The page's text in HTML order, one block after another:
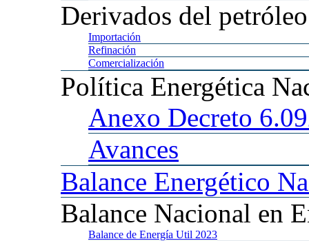
Derivados del petróleo
Importación
Refinación
Comercialización
Política Energética
Anexo Decreto
Avances
Balance Energético
Balance Nacional en
Balance de Energía Util 2023